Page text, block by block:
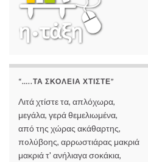
“…..ΤΑ ΣΚΟΛΕΙΆ ΧΤΊΣΤΕ”
Λιτά χτίστε τα, απλόχωρα,
μεγάλα, γερά θεμελιωμένα,
από της χώρας ακάθαρτης,
πoλύβοης, αρρωστιάρας μακριά
μακριά τ' ανήλιαγα σοκάκια,